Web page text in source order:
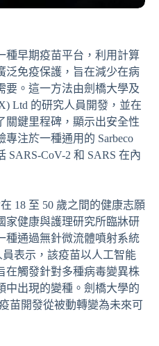
種早期疫苗平台，利用計算
泛免疫保護，旨在減少在病
要。這一方法由劍橋大學及
Ltd 的研究人員開發，並在
關鍵里程碑，顯示出安全性
注於一種通用的 Sarbeco
SARS-CoV-2 和 SARS 在內
18 至 50 歲之間的健康志願
家健康與護理研究所臨牀研
種通過無針微流體噴射系統
表示，該疫苗以人工智能
在觸發針對多種病毒變異株
中出現的變種。劍橋大學的
苗開發從被動轉變為未來可